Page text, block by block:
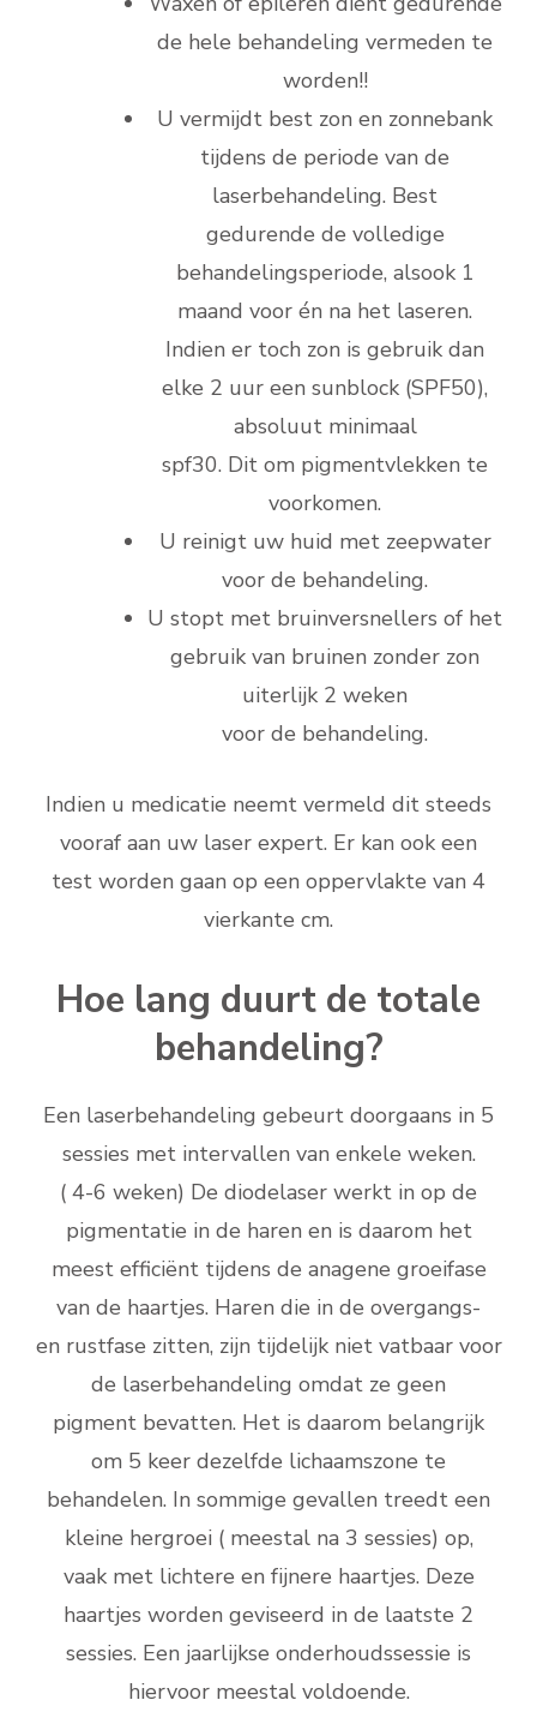
de hele behandeling vermeden te
worden!!
U vermijdt best zon en zonnebank
tijdens de periode van de
laserbehandeling. Best
gedurende de volledige
behandelingsperiode, alsook 1
maand voor én na het laseren.
Indien er toch zon is gebruik dan
elke 2 uur een sunblock (SPF50),
absoluut minimaal
spf30. Dit om pigmentvlekken te
voorkomen.
U reinigt uw huid met zeepwater
voor de behandeling.
U stopt met bruinversnellers of het
gebruik van bruinen zonder zon
uiterlijk 2 weken
voor de behandeling.
Indien u medicatie neemt vermeld dit steeds
vooraf aan uw laser expert. Er kan ook een
test worden gaan op een oppervlakte van 4
vierkante cm.
Hoe lang duurt de totale
behandeling?
Een laserbehandeling gebeurt doorgaans in 5
sessies met intervallen van enkele weken.
( 4-6 weken) De diodelaser werkt in op de
pigmentatie in de haren en is daarom het
meest efficiënt tijdens de anagene groeifase
van de haartjes. Haren die in de overgangs-
en rustfase zitten, zijn tijdelijk niet vatbaar voor
de laserbehandeling omdat ze geen
pigment bevatten. Het is daarom belangrijk
om 5 keer dezelfde lichaamszone te
behandelen. In sommige gevallen treedt een
kleine hergroei ( meestal na 3 sessies) op,
vaak met lichtere en fijnere haartjes. Deze
haartjes worden geviseerd in de laatste 2
sessies. Een jaarlijkse onderhoudssessie is
hiervoor meestal voldoende.